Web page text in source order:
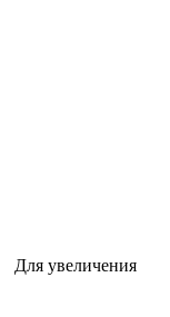
Для увеличения